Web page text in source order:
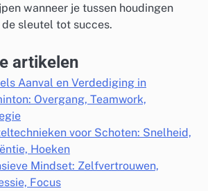
wanneer je tussen houdingen
sleutel tot succes.
artikelen
Aanval en Verdediging in
Overgang, Teamwork,
voor Schoten: Snelheid,
Hoeken
Mindset: Zelfvertrouwen,
Focus